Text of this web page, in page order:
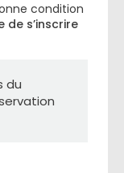
condition
de s’inscrire
du